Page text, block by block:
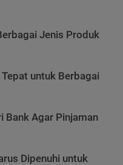
Jenis Produk
untuk Berbagai
Bank Agar Pinjaman
Dipenuhi untuk